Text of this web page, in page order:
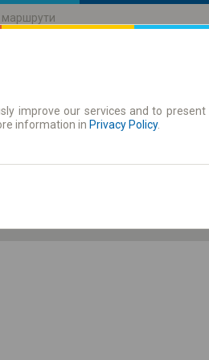
маршрути
improve our services and to
information in Privacy Policy.